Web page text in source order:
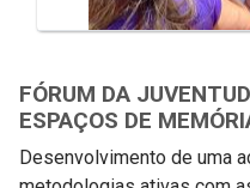
FÓRUM DA
ESPAÇOS DE
Desenvolvimento de uma